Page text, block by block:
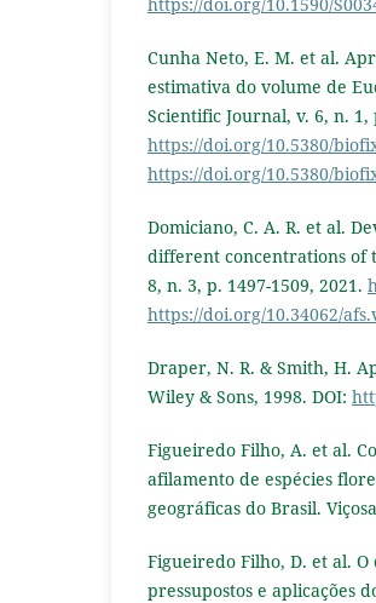
Cunha Neto, E. M. et al.
estimativa do volume de
Scientific Journal, v. 6, n. 1,
https://doi.org/10.5380/
https://doi.org/10.5380/
Domiciano, C. A. R. et al.
different concentrations of
8, n. 3, p. 1497-1509, 2021.
https://doi.org/10.34062/
Draper, N. R. & Smith, H.
Wiley & Sons, 1998. DOI:
Figueiredo Filho, A. et al.
afilamento de espécies
geográficas do Brasil.
Figueiredo Filho, D. et al.
pressupostos e aplicações